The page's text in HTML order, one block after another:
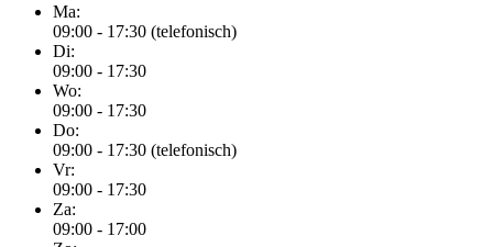
Ma:
09:00 - 17:30 (telefonisch)
Di:
09:00 - 17:30
Wo:
09:00 - 17:30
Do:
09:00 - 17:30 (telefonisch)
Vr:
09:00 - 17:30
Za:
09:00 - 17:00